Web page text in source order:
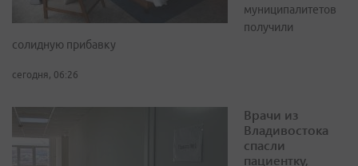
муниципалитетов
получили
солидную прибавку
сегодня, 06:26
Врачи из
Владивостока
спасли
пациентку,